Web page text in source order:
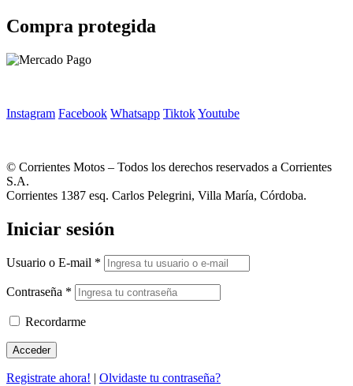
Compra protegida
Instagram Facebook Whatsapp TiktokYoutube
© Corrientes Motos – Todos los derechos reservados a Corrientes
S.A.
Corrientes 1387 esq. Carlos Pelegrini, Villa María, Córdoba.
Iniciar sesión
Usuario o E-mail *
Contraseña *
Recordarme
Registrate ahora! | Olvidaste tu contraseña?